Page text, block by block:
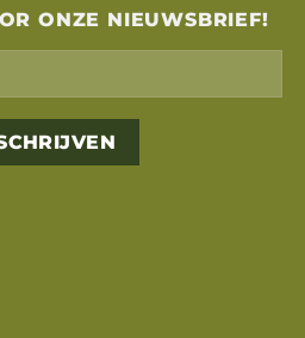
ONZE NIEUWSBRIEF!